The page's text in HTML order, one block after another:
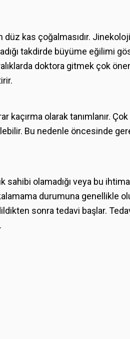
kas çoğalmasıdır.
takdirde büyüme eğilimi
doktora gitmek çok
olarak tanımlanır. Çok
Bu nedenle öncesinde
olamadığı veya bu
durumuna genellikle
sonra tedavi başlar.